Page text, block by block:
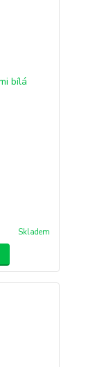
Skladem